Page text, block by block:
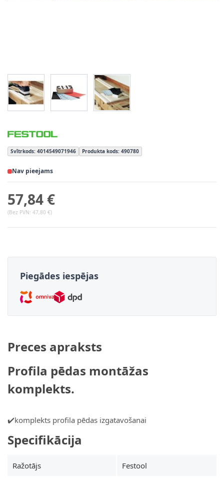
View larger imageView larger imageView larger image
Svītrkods: 4014549071946 Produkta kods: 490780
Nav pieejams
57,84 €
(Bez PVN: 47,80 €)
Piegādes iespējas
Preces apraksts
Profila pēdas montāžas
komplekts.
✔️komplekts profila pēdas izgatavošanai
Specifikācija
Ražotājs Festool